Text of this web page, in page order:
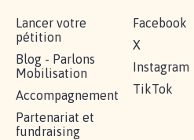
Lancer votre
pétition
Blog - Parlons
Mobilisation
Accompagnement
Partenariat et
fundraising
Facebook
X
Instagram
TikTok